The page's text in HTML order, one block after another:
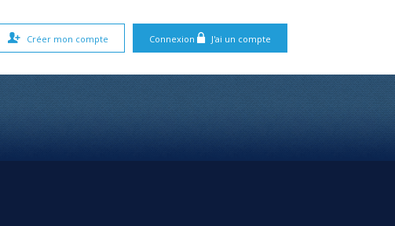
Connexion J'ai un compte
Créer mon compte